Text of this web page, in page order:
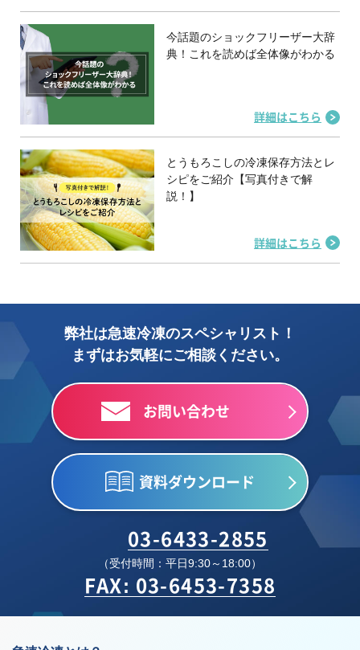
今話題のショックフリーザー大辞
典！これを読めば全体像がわかる
詳細はこちら
とうもろこしの冷凍保存方法とレ
シピをご紹介【写真付きで解
説！】
詳細はこちら
弊社は急速冷凍のスペシャリスト！
まずはお気軽にご相談ください。
お問い合わせ
資料ダウンロード
03-6433-2855
（受付時間：平日9:30～18:00）
FAX: 03-6453-7358